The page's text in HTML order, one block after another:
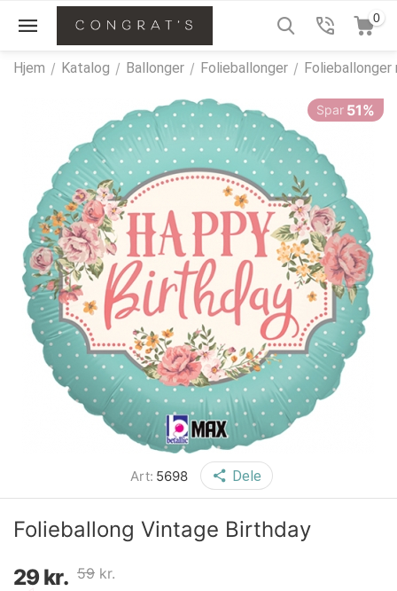
0
Hjem / Katalog / Ballonger / Folieballonger /
Spar 51%
Art: 5698 Dele
Folieballong Vintage Birthday
29 kr. 59 kr.